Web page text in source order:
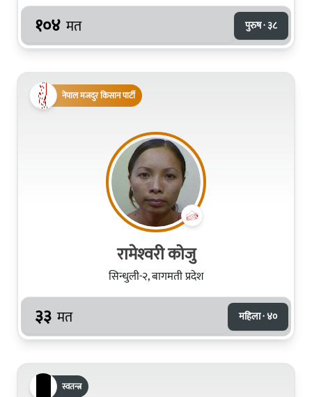
१०४ मत पुरुष · ३८
नेपाल मजदुर किसान पार्टी
रामेश्‍वरी कोजु
सिन्धुली-२, बागमती प्रदेश
३३ मत महिला · ४०
स्वतन्त्र